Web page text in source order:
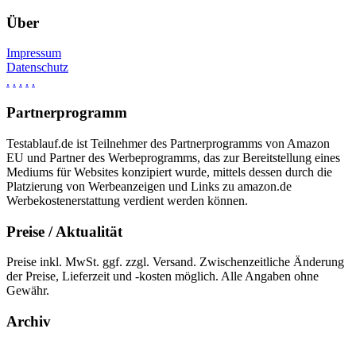
Über
Impressum
Datenschutz
. . . . .
Partnerprogramm
Testablauf.de ist Teilnehmer des Partnerprogramms von Amazon
EU und Partner des Werbeprogramms, das zur Bereitstellung eines
Mediums für Websites konzipiert wurde, mittels dessen durch die
Platzierung von Werbeanzeigen und Links zu amazon.de
Werbekostenerstattung verdient werden können.
Preise / Aktualität
Preise inkl. MwSt. ggf. zzgl. Versand. Zwischenzeitliche Änderung
der Preise, Lieferzeit und -kosten möglich. Alle Angaben ohne
Gewähr.
Archiv